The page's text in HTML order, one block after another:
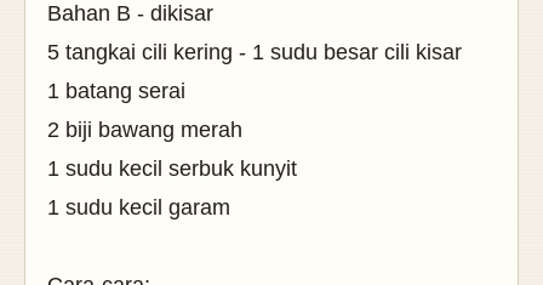
Bahan B - dikisar
5 tangkai cili kering - 1 sudu besar cili kisar
1 batang serai
2 biji bawang merah
1 sudu kecil serbuk kunyit
1 sudu kecil garam